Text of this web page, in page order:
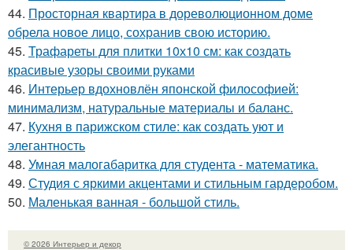
44. Просторная квартира в дореволюционном доме
обрела новое лицо, сохранив свою историю.
45. Трафареты для плитки 10х10 см: как создать
красивые узоры своими руками
46. Интерьер вдохновлён японской философией:
минимализм, натуральные материалы и баланс.
47. Кухня в парижском стиле: как создать уют и
элегантность
48. Умная малогабаритка для студента - математика.
49. Студия с яркими акцентами и стильным гардеробом.
50. Маленькая ванная - большой стиль.
© 2026 Интерьер и декор